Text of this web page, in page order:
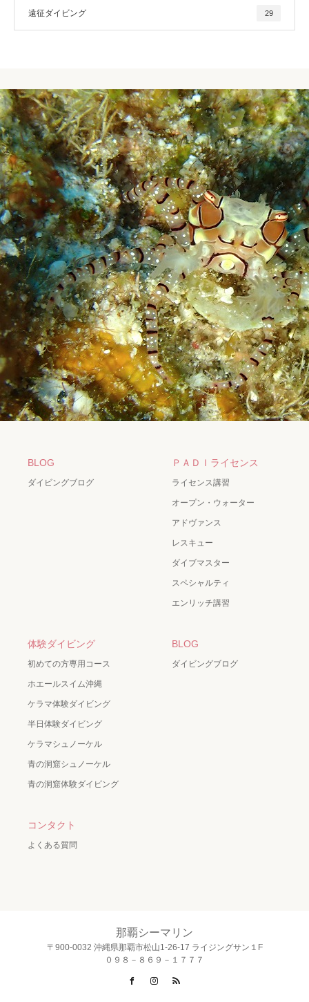
遠征ダイビング 29
BLOG
ダイビングブログ
ＰＡＤＩライセンス
ライセンス講習
オープン・ウォーター
アドヴァンス
レスキュー
ダイブマスター
スペシャルティ
エンリッチ講習
体験ダイビング
初めての方専用コース
ホエールスイム沖縄
ケラマ体験ダイビング
半日体験ダイビング
ケラマシュノーケル
青の洞窟シュノーケル
青の洞窟体験ダイビング
BLOG
ダイビングブログ
コンタクト
よくある質問
那覇シーマリン
〒900-0032 沖縄県那覇市松山1-26-17 ライジングサン１F
０９８－８６９－１７７７
FacebookInstagram